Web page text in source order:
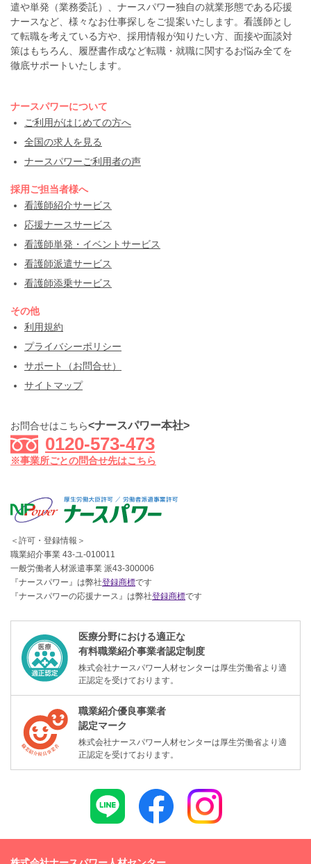
遣や単発（業務委託）、ナースパワー独自の就業形態である応援
ナースなど、様々なお仕事探しをご提案いたします。看護師とし
て転職を考えている方や、採用情報が知りたい方、面接や面談対
策はもちろん、履歴書作成など転職・就職に関するお悩み全てを
徹底サポートいたします。
ナースパワーについて
ご利用がはじめての方へ
全国の求人を見る
ナースパワーご利用者の声
採用ご担当者様へ
看護師紹介サービス
応援ナースサービス
看護師単発・イベントサービス
看護師派遣サービス
看護師添乗サービス
その他
利用規約
プライバシーポリシー
サポート（お問合せ）
サイトマップ
お問合せはこちら<ナースパワー本社>
0120-573-473
※事業所ごとの問合せ先はこちら
＜許可・登録情報＞
職業紹介事業 43-ユ-010011
一般労働者人材派遣事業 派43-300006
『ナースパワー』は弊社登録商標です
『ナースパワーの応援ナース』は弊社登録商標です
医療分野における適正な
有料職業紹介事業者認定制度
株式会社ナースパワー人材センターは厚生労働省より適
正認定を受けております。
職業紹介優良事業者
認定マーク
株式会社ナースパワー人材センターは厚生労働省より適
正認定を受けております。